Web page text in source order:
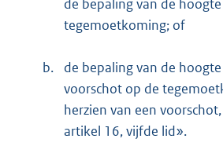
de bepaling van de
tegemoetkoming; of
b.
de bepaling van de
voorschot op de
herzien van een
artikel 16, vijfde lid».